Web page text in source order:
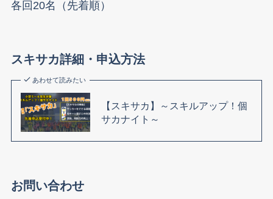
各回20名（先着順）
スキサカ詳細・申込方法
あわせて読みたい
【スキサカ】～スキルアップ！個
サカナイト～
お問い合わせ